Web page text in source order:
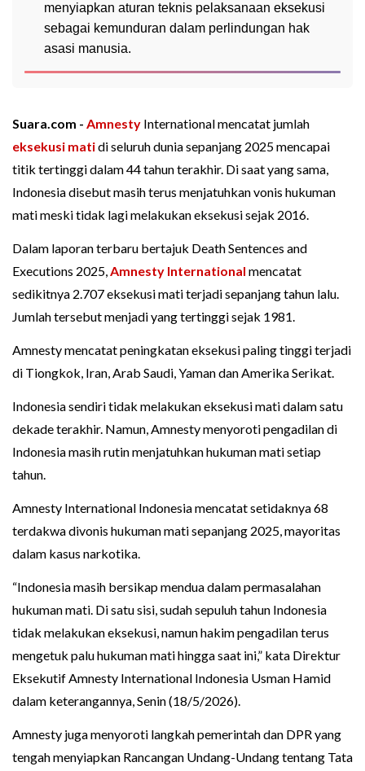
menyiapkan aturan teknis pelaksanaan eksekusi
sebagai kemunduran dalam perlindungan hak
asasi manusia.
Suara.com - Amnesty International mencatat jumlah
eksekusi matidi seluruh dunia sepanjang 2025 mencapai
titik tertinggi dalam 44 tahun terakhir. Di saat yang sama,
Indonesia disebut masih terus menjatuhkan vonis hukuman
mati meski tidak lagi melakukan eksekusi sejak 2016.
Dalam laporan terbaru bertajuk Death Sentences and
Executions 2025,Amnesty International mencatat
sedikitnya 2.707 eksekusi mati terjadi sepanjang tahun lalu.
Jumlah tersebut menjadi yang tertinggi sejak 1981.
Amnesty mencatat peningkatan eksekusi paling tinggi terjadi
di Tiongkok, Iran, Arab Saudi, Yaman dan Amerika Serikat.
Indonesia sendiri tidak melakukan eksekusi mati dalam satu
dekade terakhir. Namun, Amnesty menyoroti pengadilan di
Indonesia masih rutin menjatuhkan hukuman mati setiap
tahun.
Amnesty International Indonesia mencatat setidaknya 68
terdakwa divonis hukuman mati sepanjang 2025, mayoritas
dalam kasus narkotika.
“Indonesia masih bersikap mendua dalam permasalahan
hukuman mati. Di satu sisi, sudah sepuluh tahun Indonesia
tidak melakukan eksekusi, namun hakim pengadilan terus
mengetuk palu hukuman mati hingga saat ini,” kata Direktur
Eksekutif Amnesty International Indonesia Usman Hamid
dalam keterangannya, Senin (18/5/2026).
Amnesty juga menyoroti langkah pemerintah dan DPR yang
tengah menyiapkan Rancangan Undang-Undang tentang Tata